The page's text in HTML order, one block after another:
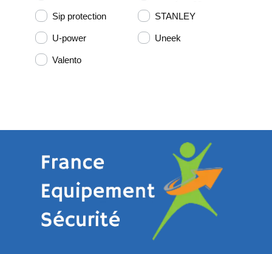
Sip protection STANLEY
U-power Uneek
Valento